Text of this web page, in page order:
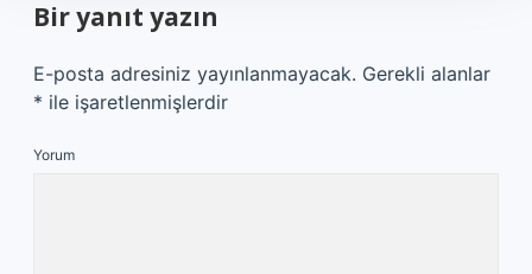
Bir yanıt yazın
E-posta adresiniz yayınlanmayacak. Gerekli alanlar
* ile işaretlenmişlerdir
Yorum